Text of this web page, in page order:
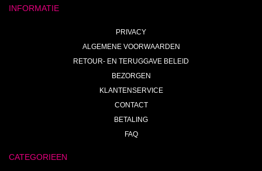
INFORMATIE
PRIVACY
ALGEMENE VOORWAARDEN
RETOUR- EN TERUGGAVE BELEID
BEZORGEN
KLANTENSERVICE
CONTACT
BETALING
FAQ
CATEGORIEEN